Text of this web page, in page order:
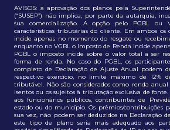
AVISOS: a aprovação dos planos pela
(“SUSEP”) não implica, por parte da autarquia,
sua comercialização. A opção pelo PGBL ou
características tributárias do cliente. Em ambos os
incide apenas no momento do resgate ou
enquanto no VGBL o Imposto de Renda incide
PGBL o imposto incide sobre o valor total a ser
forma de renda. No caso do PGBL, os
completo de Declaração de Ajuste Anual podem
respectivo exercício, no limite máximo de 12%
tributável. Não são considerados como renda
isentos ou os sujeitos à tributação exclusiva de
aos funcionários públicos, contribuintes de
estado ou do município. Os prêmios/contribuições
sua vez, não podem ser deduzidos na Declaração
este tipo de plano seria mais adequado aos